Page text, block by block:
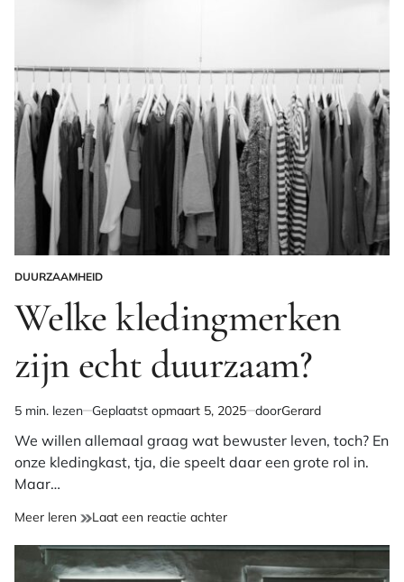
GEPLAATST
DUURZAAMHEID
Welke kledingmerken
zijn echt duurzaam?
Geschatte
leestijd
5 min. lezen Geplaatst opmaart 5, 2025 doorGerard
We willen allemaal graag wat bewuster leven, toch? En
onze kledingkast, tja, die speelt daar een grote rol in.
Maar…
Meer leren Laat een reactie achterop
kledingmerken
zijn